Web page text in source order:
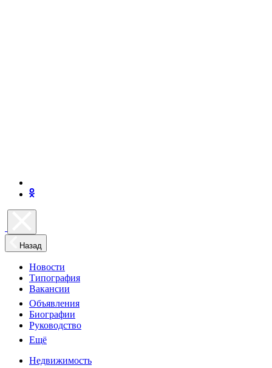
Назад
Новости
Типография
Вакансии
Объявления
Биографии
Руководство
Ещё
Недвижимость